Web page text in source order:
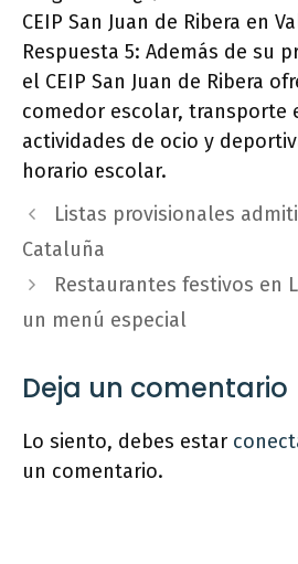
CEIP San Juan de Ribera en
Respuesta 5: Además de su
el CEIP San Juan de Ribera
comedor escolar, transporte
actividades de ocio y
horario escolar.
Listas provisionales
Cataluña
Restaurantes festivos en
un menú especial
Deja un comentario
Lo siento, debes estar
un comentario.